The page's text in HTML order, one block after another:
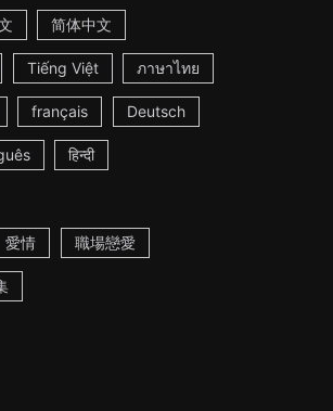
简体中文
Tiếng Việt ภาษาไทย
français Deutsch
हिन्दी
愛情 職場戀愛